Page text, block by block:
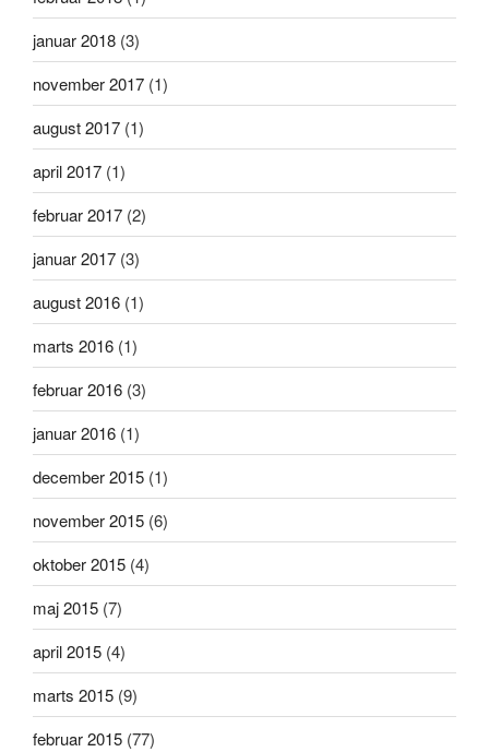
januar 2018 (3)
november 2017 (1)
august 2017 (1)
april 2017 (1)
februar 2017 (2)
januar 2017 (3)
august 2016 (1)
marts 2016 (1)
februar 2016 (3)
januar 2016 (1)
december 2015 (1)
november 2015 (6)
oktober 2015 (4)
maj 2015 (7)
april 2015 (4)
marts 2015 (9)
februar 2015 (77)